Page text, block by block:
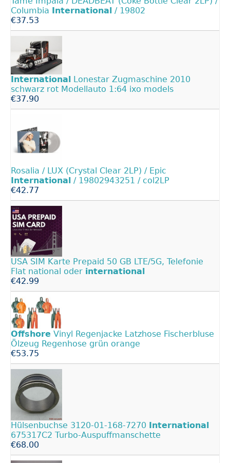
Columbia International / 19802
€37.53
International Lonestar Zugmaschine 2010
schwarz rot Modellauto 1:64 ixo models
€37.90
Rosalia / LUX (Crystal Clear 2LP) / Epic
International / 19802943251 / col2LP
€42.77
USA SIM Karte Prepaid 50 GB LTE/5G, Telefonie
Flat national oder international
€42.99
Offshore Vinyl Regenjacke Latzhose Fischerbluse
Ölzeug Regenhose grün orange
€53.75
Hülsenbuchse 3120-01-168-7270 International
675317C2 Turbo-Auspuffmanschette
€68.00